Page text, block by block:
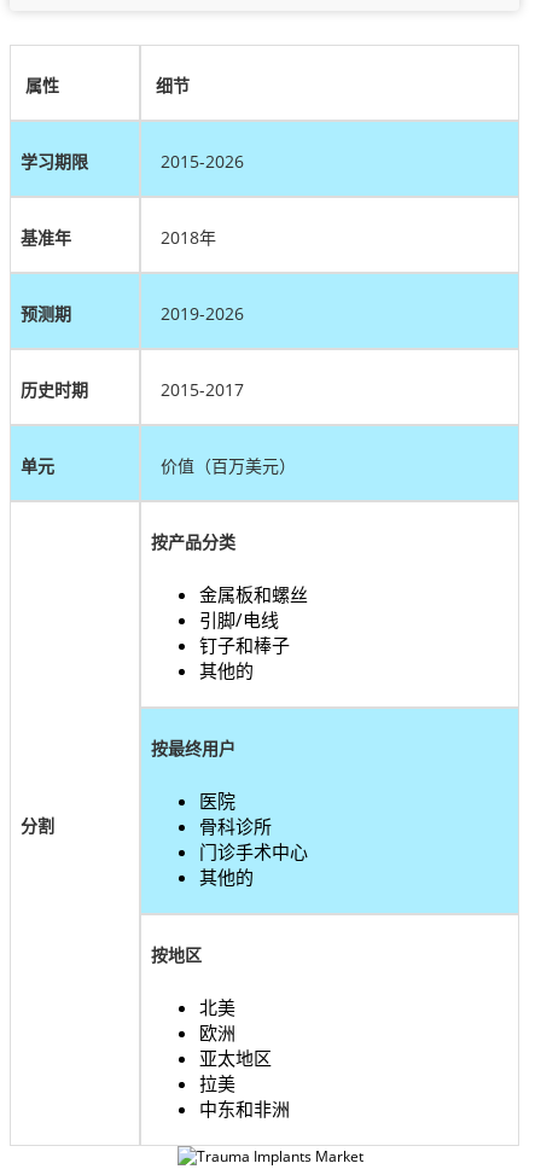
属性 细节
学习期限 2015-2026
基准年 2018年
预测期 2019-2026
历史时期 2015-2017
单元 价值（百万美元）
分割
按产品分类
金属板和螺丝
引脚/电线
钉子和棒子
其他的
按最终用户
医院
骨科诊所
门诊手术中心
其他的
按地区
北美
欧洲
亚太地区
拉美
中东和非洲